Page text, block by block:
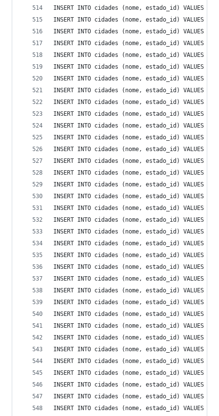
INSERT INTO cidades (nome, estado_id) VALUES
INSERT INTO cidades (nome, estado_id) VALUES
INSERT INTO cidades (nome, estado_id) VALUES
INSERT INTO cidades (nome, estado_id) VALUES
INSERT INTO cidades (nome, estado_id) VALUES
INSERT INTO cidades (nome, estado_id) VALUES
INSERT INTO cidades (nome, estado_id) VALUES
INSERT INTO cidades (nome, estado_id) VALUES
INSERT INTO cidades (nome, estado_id) VALUES
INSERT INTO cidades (nome, estado_id) VALUES
INSERT INTO cidades (nome, estado_id)
INSERT INTO cidades (nome, estado_id) VALUES
INSERT INTO cidades (nome, estado_id) VALUES
INSERT INTO cidades (nome, estado_id) VALUES
INSERT INTO cidades (nome, estado_id) VALUES
INSERT INTO cidades (nome, estado_id) VALUES
INSERT INTO cidades (nome, estado_id) VALUES
INSERT INTO cidades (nome, estado_id) VALUES
INSERT INTO cidades (nome, estado_id) VALUES
INSERT INTO cidades (nome, estado_id) VALUES
INSERT INTO cidades (nome, estado_id) VALUES
INSERT INTO cidades (nome, estado_id) VALUES
INSERT INTO cidades (nome, estado_id) VALUES
INSERT INTO cidades (nome, estado_id) VALUES
INSERT INTO cidades (nome, estado_id) VALUES
INSERT INTO cidades (nome, estado_id) VALUES
INSERT INTO cidades (nome, estado_id) VALUES
INSERT INTO cidades (nome, estado_id) VALUES
INSERT INTO cidades (nome, estado_id)
INSERT INTO cidades (nome, estado_id) VALUES
INSERT INTO cidades (nome, estado_id)
INSERT INTO cidades (nome, estado_id)
INSERT INTO cidades (nome, estado_id) VALUES
INSERT INTO cidades (nome, estado_id) VALUES
INSERT INTO cidades (nome, estado_id) VALUES